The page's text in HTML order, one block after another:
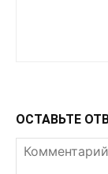
ОСТАВЬТЕ